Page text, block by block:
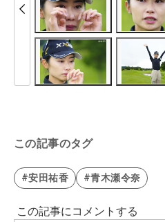
この記事のタグ
#安田祐香 #青木瀬令奈